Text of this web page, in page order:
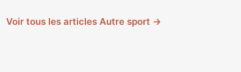
Voir tous les articles Autre sport →